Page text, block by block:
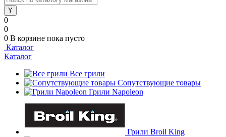
0
0
0 В корзине пока пусто
Каталог
Каталог
Все грили
Сопутствующие товары
Грили Napoleon
Грили Broil King